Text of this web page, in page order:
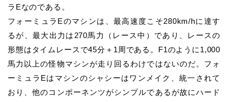
ラEなのである。
フォーミュラEのマシンは、最高速度こそ280km/hに達す
るが、最大出力は270馬力（レース中）であり、レースの
形態はタイムレースで45分＋1周である。F1のように1,000
馬力以上の怪物マシンが走り回るわけではないのだ。フォ
ーミュラEはマシンのシャシーはワンメイク、統一されて
おり、他のコンポーネンツがシンプルであるが故にハード